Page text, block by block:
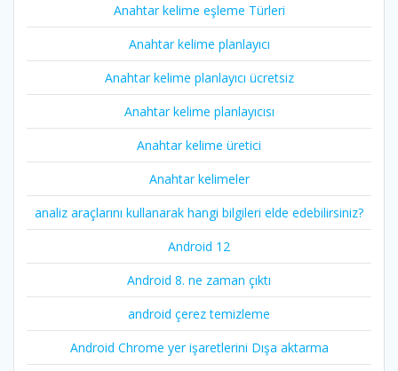
Anahtar kelime eşleme Türleri
Anahtar kelime planlayıcı
Anahtar kelime planlayıcı ücretsiz
Anahtar kelime planlayıcısı
Anahtar kelime üretici
Anahtar kelimeler
analiz araçlarını kullanarak hangi bilgileri elde edebilirsiniz?
Android 12
Android 8. ne zaman çıktı
android çerez temizleme
Android Chrome yer işaretlerini Dışa aktarma